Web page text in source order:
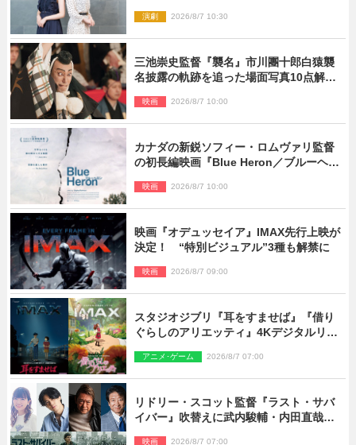
演劇 2026/8/7 10:30
三池崇史監督『襲名』市川團十郎白猿襲
名披露の軌跡を追った場面写真10点解
映画 2026/8/7 10:00
カナダの新鋭ソフィー・ロムヴァリ監督
の初長編映画『Blue Heron／ブルーヘロ
映画 2026/8/7 10:00
映画『オデュッセイア』IMAX先行上映が
決定！ “特別ビジュアル”3種も解禁に
映画 2026/8/7 09:00
スタジオジブリ『耳をすませば』『借り
ぐらしのアリエッティ』4Kデジタルリマ
アニメ･ゲーム 2026/8/7 07:00
リドリー・スコット監督『ラスト・サバ
イバー』吹替えに武内駿輔・内田直哉・
映画 2026/8/7 07:00